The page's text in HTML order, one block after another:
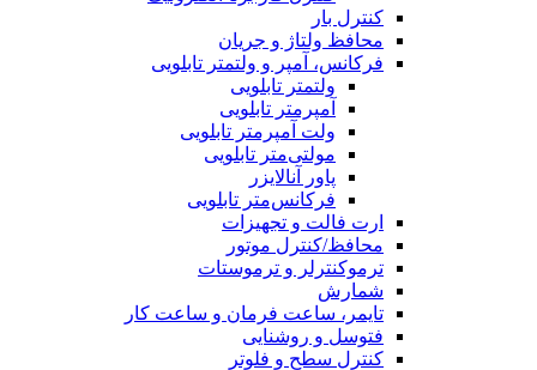
کنترل بار
محافظ ولتاژ و جریان
فرکانس، آمپر و ولتمتر تابلویی
ولتمتر تابلویی
آمپرمتر تابلویی
ولت آمپرمتر تابلویی
مولتی‌متر تابلویی
پاور آنالایزر
فرکانس‌متر تابلویی
ارت فالت و تجهیزات
محافظ/کنترل موتور
ترموکنترلر و ترموستات
شمارش
تایمر، ساعت فرمان و ساعت کار
فتوسل و روشنایی
کنترل سطح و فلوتر